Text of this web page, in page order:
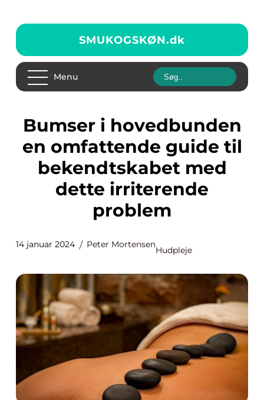
SMUKOGSKØN.dk
Menu
Bumser i hovedbunden
en omfattende guide til
bekendtskabet med
dette irriterende
problem
14 januar 2024 Peter Mortensen
Hudpleje